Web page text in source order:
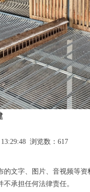
浏览数：617
的文字、图片、音视频等
承担任何法律责任。